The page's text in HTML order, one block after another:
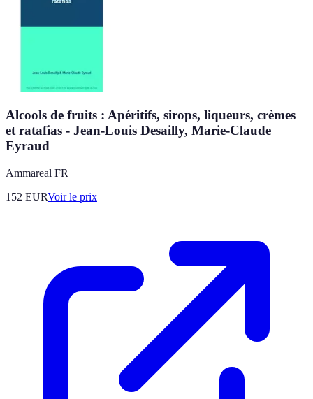
Alcools de fruits : Apéritifs, sirops, liqueurs, crèmes
et ratafias - Jean-Louis Desailly, Marie-Claude
Eyraud
Ammareal FR
152 EURVoir le prix